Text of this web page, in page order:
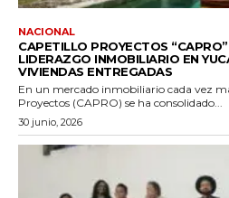
NACIONAL
CAPETILLO PROYECTOS
LIDERAZGO INMOBILIARIO EN
VIVIENDAS ENTREGADAS
En un mercado inmobiliario cada vez
Proyectos (CAPRO) se ha consolidado...
30 junio, 2026